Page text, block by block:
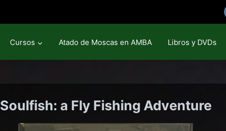
Cursos Atado de Moscas en AMBA Libros y DVDs
Soulfish: a Fly Fishing Adventure